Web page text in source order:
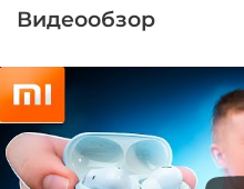
Видеообзор